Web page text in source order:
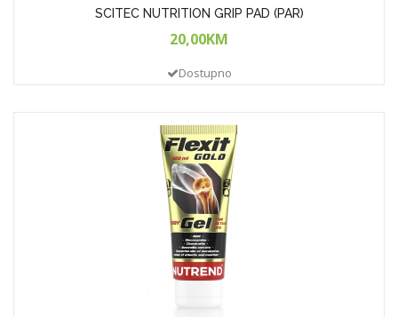
SCITEC NUTRITION GRIP PAD (PAR)
20,00KM
Dostupno